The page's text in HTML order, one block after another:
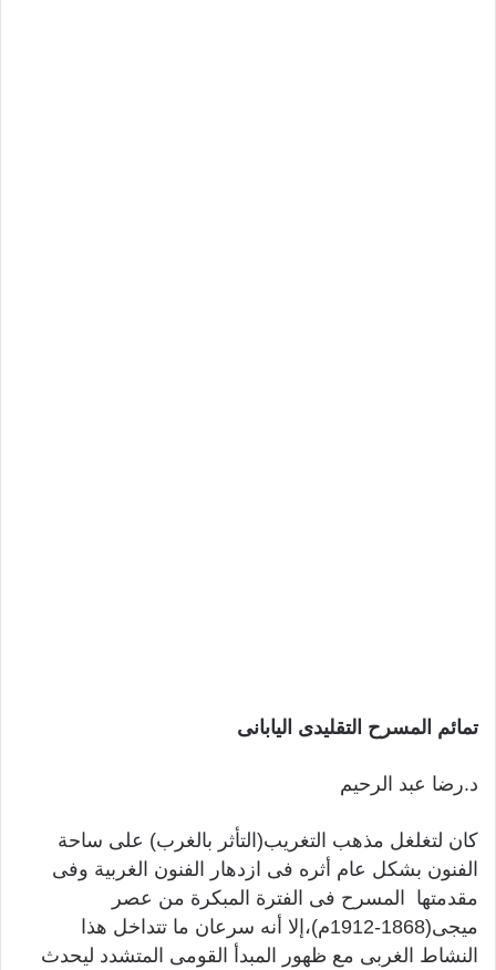
تمائم المسرح التقليدى اليابانى
د.رضا عبد الرحيم
كان لتغلغل مذهب التغريب(التأثر بالغرب) على ساحة
الفنون بشكل عام أثره فى ازدهار الفنون الغربية وفى
مقدمتها المسرح فى الفترة المبكرة من عصر
ميجى(1868-1912م)،إلا أنه سرعان ما تتداخل هذا
النشاط الغربى مع ظهور المبدأ القومى المتشدد ليحدث